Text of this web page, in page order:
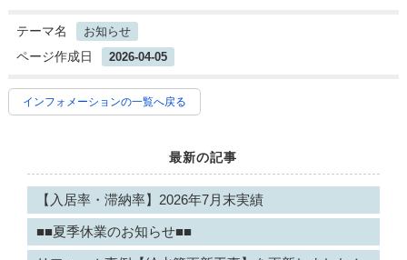
テーマ名 お知らせ
ページ作成日 2026-04-05
インフォメーションの一覧へ戻る
最新の記事
【入居率・滞納率】2026年7月末実績
■■夏季休業のお知らせ■■